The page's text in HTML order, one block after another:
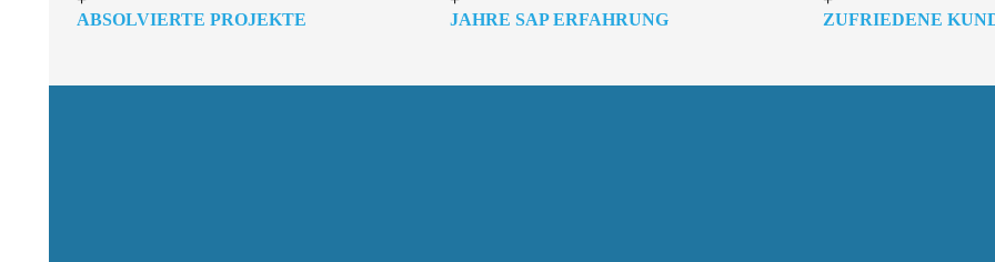
ABSOLVIERTE PROJEKTE
JAHRE SAP ERFAHRUNG
ZUFRIEDENE